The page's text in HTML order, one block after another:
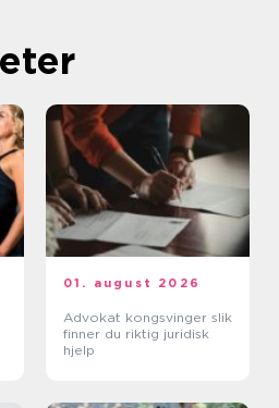
01. august 2026
Advokat kongsvinger slik
finner du riktig juridisk
hjelp